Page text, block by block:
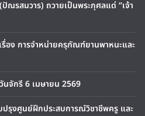
รสมวาร) ถวายเป็นพระกุศลแด่ “เจ้า
รื่อง การจำหน่ายครุภัณฑ์ยานพาหนะและ
นจักรี 6 เมษายน 2569
ปรุงศูนย์ฝึกประสบการณ์วิชาชีพครู และ